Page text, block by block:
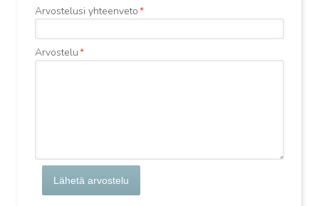
*
Arvostelusi yhteenveto
*
Arvostelu
Lähetä arvostelu